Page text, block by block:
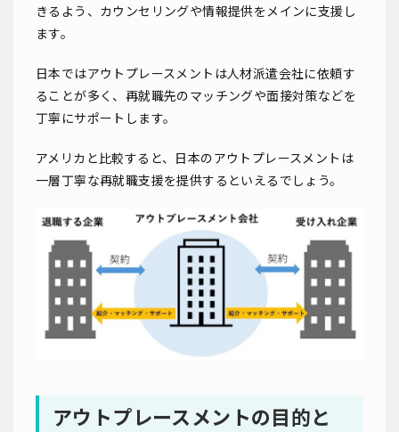
きるよう、カウンセリングや情報提供をメインに支援し
ます。
日本ではアウトプレースメントは人材派遣会社に依頼す
ることが多く、再就職先のマッチングや面接対策などを
丁寧にサポートします。
アメリカと比較すると、日本のアウトプレースメントは
一層丁寧な再就職支援を提供するといえるでしょう。
アウトプレースメントの目的と